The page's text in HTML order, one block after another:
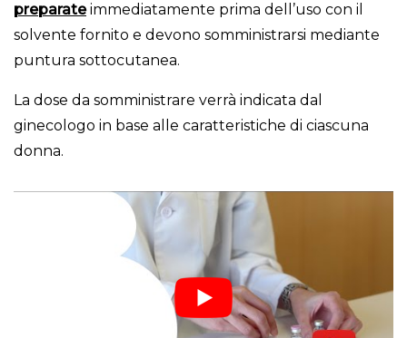
preparateimmediatamente prima dell’uso con il
solvente fornito e devono somministrarsi mediante
puntura sottocutanea.
La dose da somministrare verrà indicata dal
ginecologo in base alle caratteristiche di ciascuna
donna.